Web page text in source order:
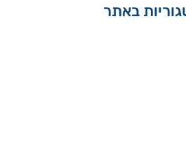
באתר